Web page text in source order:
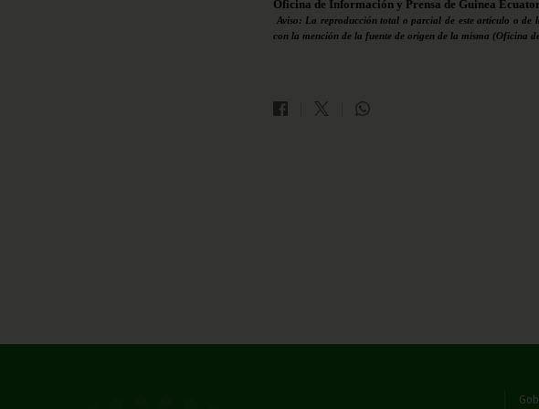
Oficina de Información y Prensa de Guinea
Aviso: La reproducción total o parcial de este artículo o de
con la mención de la fuente de origen de la misma (Oficina